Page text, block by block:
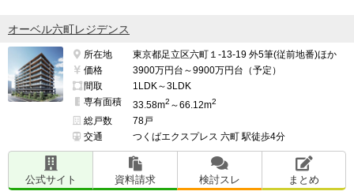
オーベル六町レジデンス
所在地
東京都足立区六町１-13-19 外5筆(従前地番)ほか
価格
3900万円台～9900万円台（予定）
間取
1LDK～3LDK
専有面積
33.58m2 ～66.12m2
総戸数
78戸
交通
つくばエクスプレス 六町 駅徒歩4分
公式サイト 資料請求 検討スレ まとめ